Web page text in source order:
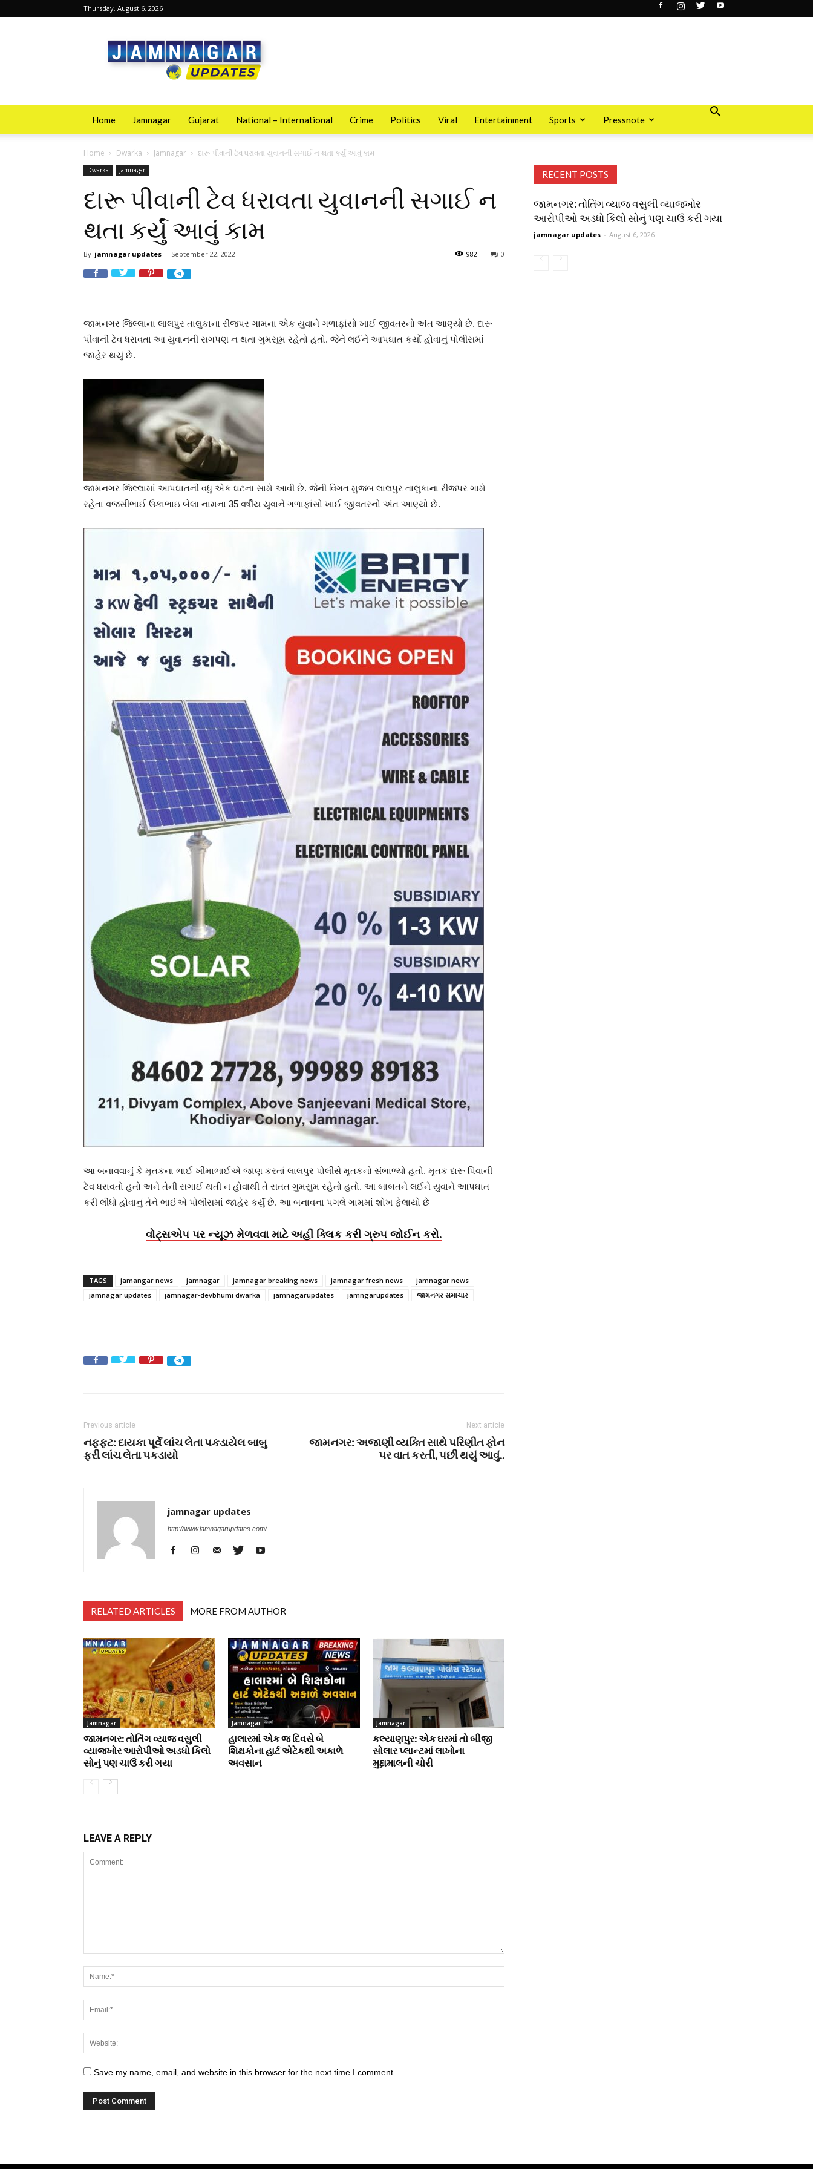
Thursday, August 6, 2026
Jamnagarupdates
Home Jamnagar Gujarat National – International Crime Politics Viral Entertainment Sports Pressnote
Home Dwarka Jamnagar દારૂ પીવાની ટેવ ધરાવતા યુવાનની સગાઈ ન થતા કર્યું આવું કામ
Dwarka Jamnagar
દારૂ પીવાની ટેવ ધરાવતા યુવાનની સગાઈ ન
થતા કર્યું આવું કામ
By jamnagar updates - September 22, 2022 0
982
જામનગર જિલ્લાના લાલપુર તાલુકાના રીંજપર ગામના એક યુવાને ગળાફાંસો ખાઈ જીવતરનો અંત આણ્યો છે. દારૂ
પીવાની ટેવ ધરાવતા આ યુવાનની સગપણ ન થતા ગુમસૂમ રહેતો હતો. જેને લઈને આપઘાત કર્યો હોવાનું પોલીસમાં
જાહેર થયું છે.
જામનગર જિલ્લામાં આપઘાતની વધુ એક ઘટના સામે આવી છે. જેની વિગત મુજબ લાલપુર તાલુકાના રીંજપર ગામે
રહેતા વજસીભાઈ ઉકાભાઇ બેલા નામના 35 વર્ષીય યુવાને ગળાફાંસો ખાઈ જીવતરનો અંત આણ્યો છે.
આ બનાવવાનું કે મૃતકના ભાઈ ખીમાભાઈએ જાણ કરતાં લાલપુર પોલીસે મૃતકનો સંભાળ્યો હતો. મૃતક દારૂ પિવાની
ટેવ ધરાવતો હતો અને તેની સગાઈ થતી ન હોવાથી તે સતત ગુમસુમ રહેતો હતો. આ બાબતને લઈને યુવાને આપઘાત
કરી લીધો હોવાનું તેને ભાઈએ પોલીસમાં જાહેર કર્યું છે. આ બનાવના પગલે ગામમાં શોખ ફેલાયો છે
વોટ્સએપ પર ન્યૂઝ મેળવવા માટે અહીં ક્લિક કરી ગ્રુપ જોઈન કરો.
TAGS jamangar news jamnagar jamnagar breaking news jamnagar fresh news
jamnagar news
jamnagar updates
jamnagar-devbhumi dwarka jamnagarupdates jamngarupdates જામનગર સમાચાર
Previous article
નફ્ફટ: દાયકા પૂર્વે લાંચ લેતા પકડાયેલ બાબુ
ફરી લાંચ લેતા પકડાયો
Next article
જામનગર: અજાણી વ્યક્તિ સાથે પરિણીત ફોન
પર વાત કરતી, પછી થયું આવું..
jamnagar updates
http://www.jamnagarupdates.com/
RELATED ARTICLES MORE FROM AUTHOR
Jamnagar
જામનગર: તોતિંગ વ્યાજ વસુલી
વ્યાજખોર આરોપીઓ અડધો કિલો
સોનું પણ ચાઉં કરી ગયા
Jamnagar
હાલારમાં એક જ દિવસે બે
શિક્ષકોના હાર્ટ એટેકથી અકાળે
અવસાન
Jamnagar
કલ્યાણપુર: એક ઘરમાં તો બીજી
સોલાર પ્લાન્ટમાં લાખોના
મુદ્દામાલની ચોરી
LEAVE A REPLY
Save my name, email, and website in this browser for the next time I comment.
RECENT POSTS
જામનગર: તોતિંગ વ્યાજ વસુલી વ્યાજખોર
આરોપીઓ અડધો કિલો સોનું પણ ચાઉં કરી ગયા
jamnagar updates - August 6, 2026